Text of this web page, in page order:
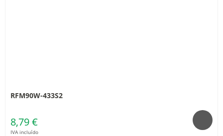
RFM90W-433S2
8,79 €
IVA incluído